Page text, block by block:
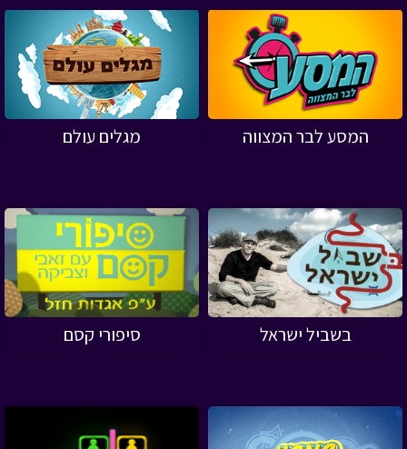
המסע לבר המצווה מגלים עולם
בשביל ישראל סיפורי קסם